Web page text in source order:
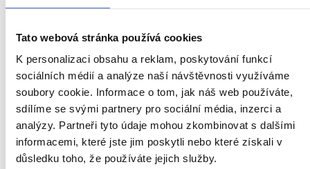
Tato webová stránka používá cookies
K personalizaci obsahu a reklam, poskytování funkcí
sociálních médií a analýze naší návštěvnosti využíváme
soubory cookie. Informace o tom, jak náš web používáte,
sdílíme se svými partnery pro sociální média, inzerci a
analýzy. Partneři tyto údaje mohou zkombinovat s dalšími
informacemi, které jste jim poskytli nebo které získali v
důsledku toho, že používáte jejich služby.
PODCAST: Dubaj – město nekonečných
1728 přečtení